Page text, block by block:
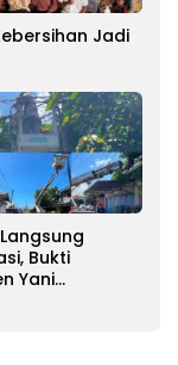
Jadi
Bukti
Yani